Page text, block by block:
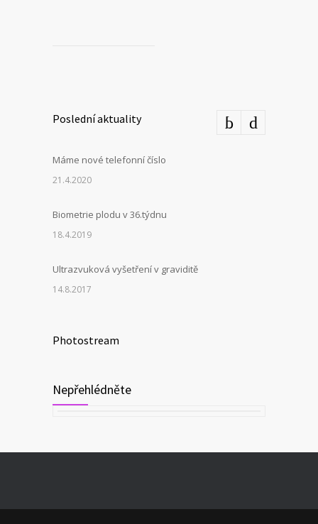
Poslední aktuality
Máme nové telefonní číslo
21.4.2020
Biometrie plodu v 36.týdnu
18.4.2019
Ultrazvuková vyšetření v graviditě
14.8.2017
Photostream
Nepřehlédněte